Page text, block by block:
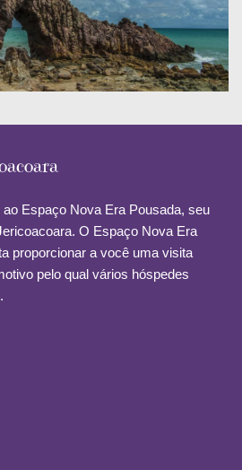
Espaço Nova Era Pousada, seu
O Espaço Nova Era
proporcionar a você uma visita
pelo qual vários hóspedes